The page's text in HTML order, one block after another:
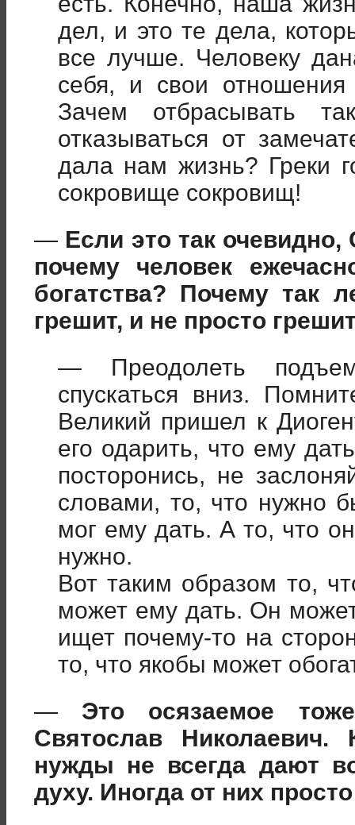
дел, и это те дела,
все лучше. Человеку
себя, и свои
Зачем отбрасывать
отказываться от
дала нам жизнь? Греки
сокровище сокровищ!
— Если это так
почему человек
богатства? Почему так
грешит, и не просто
— Преодолеть
спускаться вниз.
Великий пришел к
его одарить, что ему
посторонись, не
словами, то, что нужно
мог ему дать. А то, что
нужно.
Вот таким образом то,
может ему дать. Он
ищет почему-то на
то, что якобы может
— Это осязаемое
Святослав Николаевич.
нужды не всегда дают
духу. Иногда от них